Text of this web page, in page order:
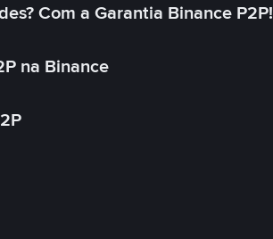
Com a Garantia Binance P2P!
na Binance